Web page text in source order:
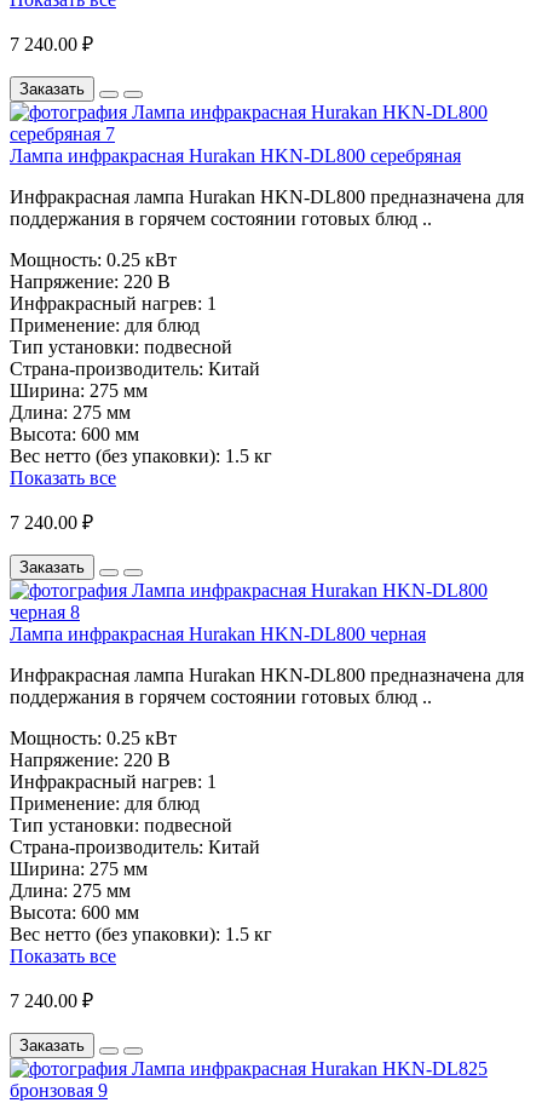
7 240.00 ₽
Заказать
Лампа инфракрасная Hurakan HKN-DL800 серебряная
Инфракрасная лампа Hurakan HKN-DL800 предназначена для
поддержания в горячем состоянии готовых блюд ..
Мощность: 0.25 кВт
Напряжение: 220 В
Инфракрасный нагрев: 1
Применение: для блюд
Тип установки: подвесной
Страна-производитель: Китай
Ширина: 275 мм
Длина: 275 мм
Высота: 600 мм
Вес нетто (без упаковки): 1.5 кг
Показать все
7 240.00 ₽
Заказать
Лампа инфракрасная Hurakan HKN-DL800 черная
Инфракрасная лампа Hurakan HKN-DL800 предназначена для
поддержания в горячем состоянии готовых блюд ..
Мощность: 0.25 кВт
Напряжение: 220 В
Инфракрасный нагрев: 1
Применение: для блюд
Тип установки: подвесной
Страна-производитель: Китай
Ширина: 275 мм
Длина: 275 мм
Высота: 600 мм
Вес нетто (без упаковки): 1.5 кг
Показать все
7 240.00 ₽
Заказать